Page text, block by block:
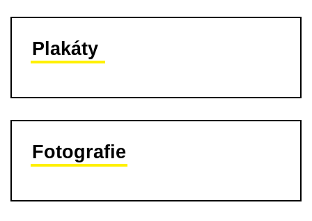
Plakáty
Fotografie